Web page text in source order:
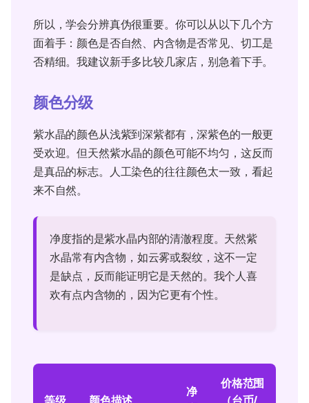
所以，学会分辨真伪很重要。你可以从以下几个方
面着手：颜色是否自然、内含物是否常见、切工是
否精细。我建议新手多比较几家店，别急着下手。
颜色分级
紫水晶的颜色从浅紫到深紫都有，深紫色的一般更
受欢迎。但天然紫水晶的颜色可能不均匀，这反而
是真品的标志。人工染色的往往颜色太一致，看起
来不自然。
净度指的是紫水晶内部的清澈程度。天然紫
水晶常有内含物，如云雾或裂纹，这不一定
是缺点，反而能证明它是天然的。我个人喜
欢有点内含物的，因为它更有个性。
净
价格范围